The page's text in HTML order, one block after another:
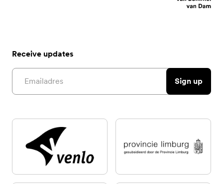
Receive updates
Email address
Sign up